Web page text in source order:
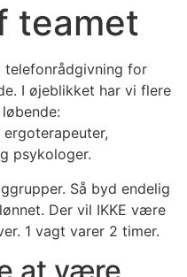
teamet
telefonrådgivning for
I øjeblikket har vi flere
psykologer.
Så byd endelig
Der vil IKKE være
1 vagt varer 2 timer.